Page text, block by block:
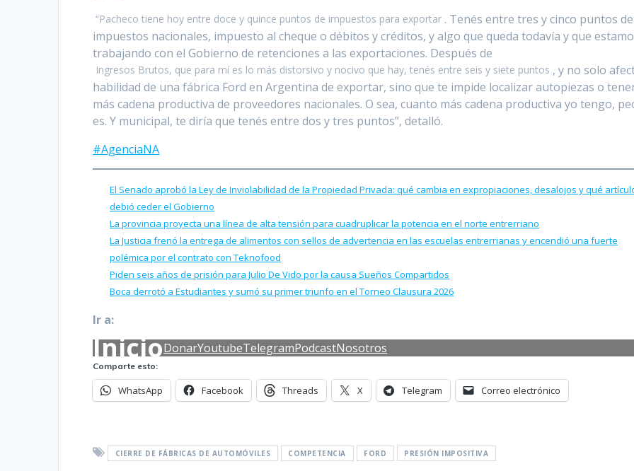
“Pacheco tiene hoy entre doce y quince puntos de impuestos para exportar . Tenés entre tres y cinco puntos de
impuestos nacionales, impuesto al cheque o débitos y créditos, y algo que queda todavía y que
trabajando con el Gobierno de retenciones a las exportaciones. Después de
Ingresos Brutos, que para mí es lo más distorsivo y nocivo que hay, tenés entre seis y siete puntos , y no solo
habilidad de una fábrica Ford en Argentina de exportar, sino que te impide localizar autopiezas o
más cadena productiva de proveedores nacionales. O sea, cuanto más cadena productiva yo tengo,
es. Y municipal, te diría que tenés entre dos y tres puntos”, detalló.
#AgenciaNA
El Senado aprobó la Ley de Inviolabilidad de la Propiedad Privada: qué cambia en expropiaciones, desalojos y qué
debió ceder el Gobierno
La provincia proyecta una línea de alta tensión para cuadruplicar la potencia en el norte entrerriano
La Justicia frenó la entrega de alimentos con sellos de advertencia en las escuelas entrerrianas y encendió una fuerte
polémica por el contrato con Teknofood
Piden seis años de prisión para Julio De Vido por la causa Sueños Compartidos
Boca derrotó a Estudiantes y sumó su primer triunfo en el Torneo Clausura 2026
Ir a:
InicioDonarYoutubeTelegramPodcastNosotros
Comparte esto:
WhatsApp Facebook Threads X Telegram Correo electrónico
CIERRE DE FÁBRICAS DE AUTOMÓVILES COMPETENCIA FORD PRESIÓN IMPOSITIVA